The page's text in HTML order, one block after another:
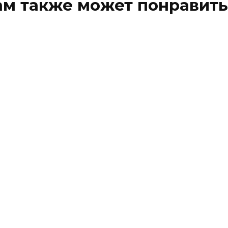
также может